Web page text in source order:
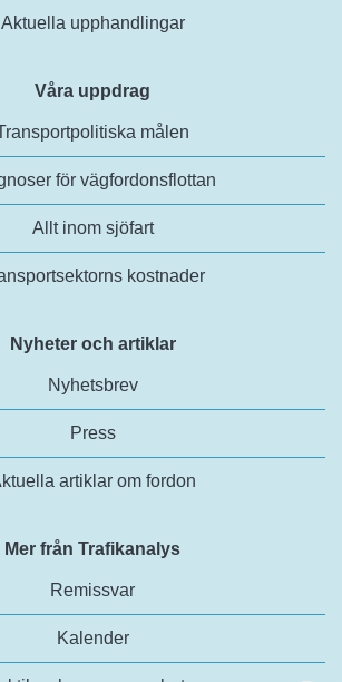
Aktuella upphandlingar
Våra uppdrag
målen
för vägfordonsflottan
Allt inom sjöfart
kostnader
Nyheter och artiklar
Nyhetsbrev
Press
artiklar om fordon
Mer från Trafikanalys
Remissvar
Kalender